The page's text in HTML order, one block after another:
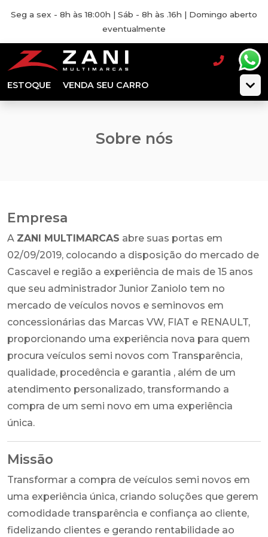
Seg a sex - 8h às 18:00h | Sáb - 8h às .16h | Domingo aberto
eventualmente
ESTOQUE VENDA SEU CARRO
Sobre nós
Empresa
A ZANI MULTIMARCAS abre suas portas em
02/09/2019, colocando a disposição do mercado de
Cascavel e região a experiência de mais de 15 anos
que seu administrador Junior Zaniolo tem no
mercado de veículos novos e seminovos em
concessionárias das Marcas VW, FIAT e RENAULT,
proporcionando uma experiência nova para quem
procura veículos semi novos com Transparência,
qualidade, procedência e garantia , além de um
atendimento personalizado, transformando a
compra de um semi novo em uma experiência
única.
Missão
Transformar a compra de veículos semi novos em
uma experiência única, criando soluções que gerem
comodidade transparência e confiança ao cliente,
fidelizando clientes e gerando rentabilidade ao